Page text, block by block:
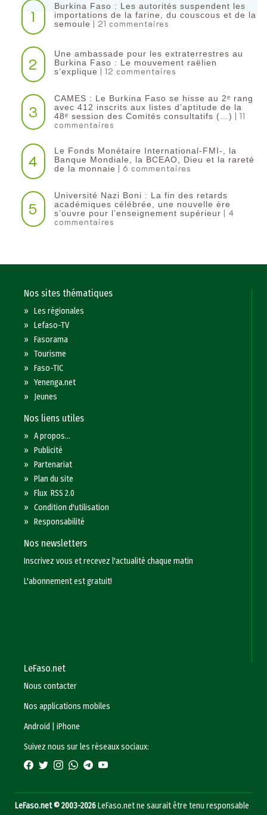
1
Burkina Faso : Les autorités suspendent les
importations de la farine, du couscous et de la
semoule | 21 commentaires
2
Une ambassade pour les extraterrestres au
Burkina Faso : Le mouvement raëlien
s’explique | 12 commentaires
3
CAMES : Le Burkina Faso se hisse au 2ᵉ rang
avec 412 inscrits aux listes d’aptitude de la
48ᵉ session des Comités consultatifs (…) | 11
commentaires
4
Le Fonds Monétaire International-FMI-, la
Banque Mondiale, la BCEAO, Dieu et la rareté
de la monnaie | 6 commentaires
5
Université Nazi Boni : La fin des retards
académiques célébrée, une nouvelle ère
s’ouvre pour l’enseignement supérieur | 4
commentaires
Nos sites thématiques
»Les régionales
»Lefaso-TV
»Fasorama
»Tourisme
»Faso-TIC
»Yenenga.net
» Jeunes
Nos liens utiles
»A propos...
»Publicité
»Partenariat
»Plan du site
»Flux RSS 2.0
»Condition d'utilisation
»Responsabilité
Nos newsletters
Inscrivez vous et recevez l'actualité chaque matin
L'abonnement est gratuit!
LeFaso.net
Nous contacter
Nos applications mobiles
Android
|iPhone
Suivez nous sur les réseaux sociaux:
LeFaso.net © 2003-2026LeFaso.net ne saurait être tenu responsable